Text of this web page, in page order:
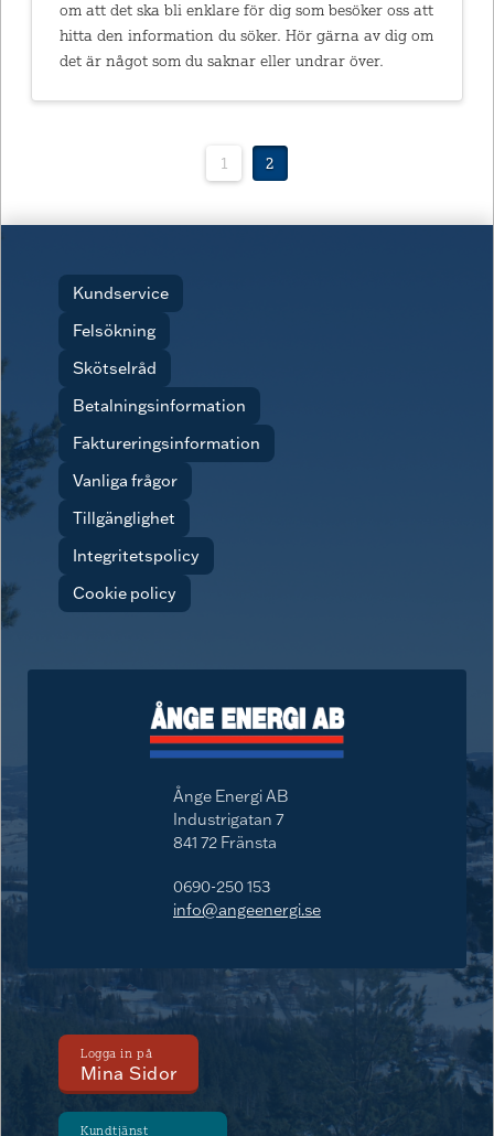
om att det ska bli enklare för dig som besöker oss att
hitta den information du söker. Hör gärna av dig om
det är något som du saknar eller undrar över.
1 2
Kundservice
Felsökning
Skötselråd
Betalningsinformation
Faktureringsinformation
Vanliga frågor
Tillgänglighet
Integritetspolicy
Cookie policy
Ånge Energi AB
Industrigatan 7
841 72 Fränsta
0690-250 153
info@angeenergi.se
Logga in på
Mina Sidor
Kundtjänst